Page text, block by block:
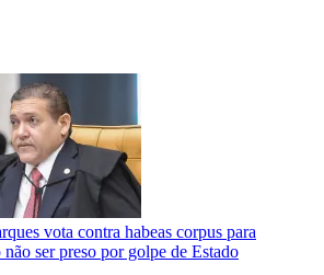
vota contra habeas corpus para
ser preso por golpe de Estado